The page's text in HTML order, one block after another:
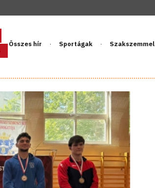
Összes hír Sportágak Szakszemmel